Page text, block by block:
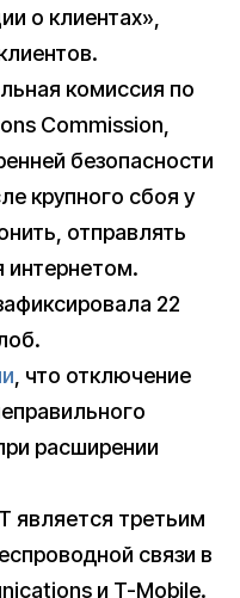
о клиентах»,
комиссия по
Commission,
безопасности
крупного сбоя у
отправлять
интернетом.
22
, что отключение
расширении
является третьим
связи в
и T-Mobile.